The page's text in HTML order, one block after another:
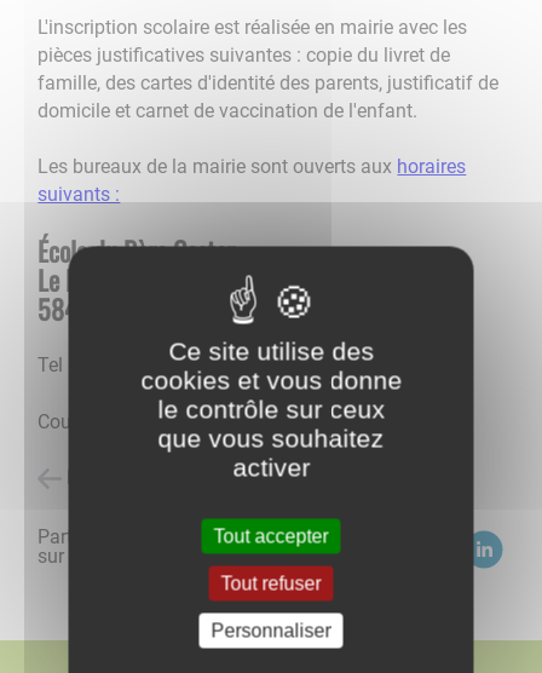
L'inscription scolaire est réalisée en mairie avec les
pièces justificatives suivantes : copie du livret de
famille, des cartes d'identité des parents, justificatif de
domicile et carnet de vaccination de l'enfant.
Les bureaux de la mairie sont ouverts aux horaires
suivants :
École du Père Castor
Le Bourg
58420 Brinon sur Beuvron
Tel : 03 86 29 50 65
Courriel : ce.0580216V@ac-dijon.fr
Partagez
sur :
Ce site utilise des
cookies et vous donne
le contrôle sur ceux
que vous souhaitez
activer
Tout accepter
Tout refuser
Personnaliser